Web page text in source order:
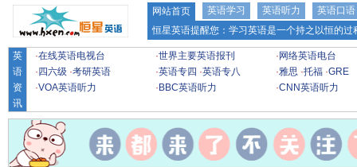
网站首页 英语学习 英语听力
英语口语
恒星英语提醒您：学习英语是一个持之以恒的
英
语
资
讯
·在线英语电视台 ·世界主要英语报刊 · 网络英语电台
· 四六级 ·考研英语 ·英语专四 ·英语专八 ·雅思 ·托福 ·GRE
·VOA英语听力 · BBC英语听力 ·CNN英语听力